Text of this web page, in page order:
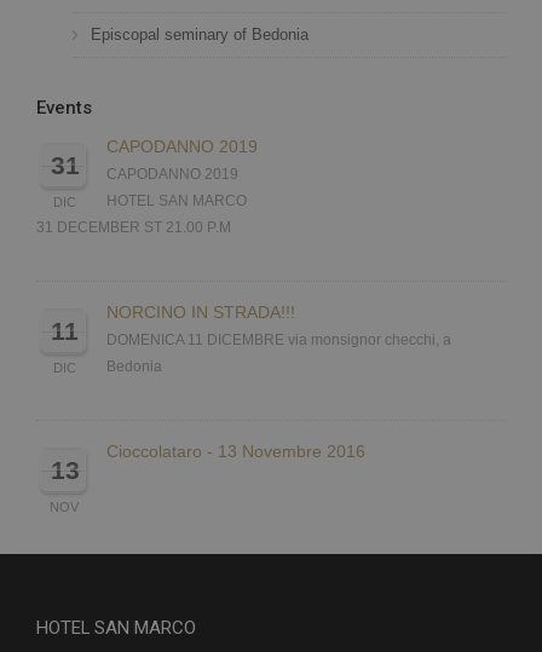
Episcopal seminary of Bedonia
Events
31
DIC
CAPODANNO 2019
CAPODANNO 2019
HOTEL SAN MARCO
31 DECEMBER ST 21.00 P.M
11
DIC
NORCINO IN STRADA!!!
DOMENICA 11 DICEMBRE via monsignor checchi, a
Bedonia
13
NOV
Cioccolataro - 13 Novembre 2016
HOTEL SAN MARCO